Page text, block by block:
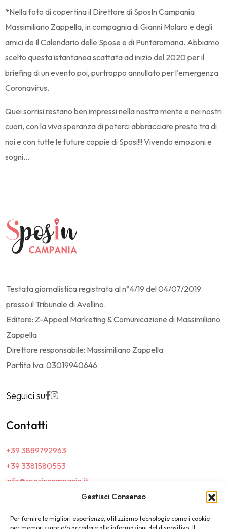
Gestisci Consenso
Per fornire le migliori esperienze, utilizziamo tecnologie come i cookie
*Nella foto di copertina il Direttore di SposIn Campania
Massimiliano Zappella, in compagnia di Gianni Molaro e degli
amici de Il Calendario delle Spose e di Puntaromana. Abbiamo
scelto questa istantanea scattata ad inizio del 2020 per il
briefing di un evento poi, purtroppo annullato per l’emergenza
Coronavirus.
Quei sorrisi restano ben impressi nella nostra mente e nei nostri
cuori, con la viva speranza di poterci abbracciare presto tra di
noi e con tutte le future coppie di Sposi!!! Vivendo emozioni e
sogni…
Testata giornalistica registrata al n°4/19 del 04/07/2019
presso il Tribunale di Avellino.
Editore: Z-Appeal Marketing & Comunicazione di Massimiliano
Zappella
Direttore responsabile: Massimiliano Zappella
Partita Iva: 03019940646
Seguici su
Contatti
+39 3889792963
+39 3381580553
info@sposincampania.it
sposincampania@pec.it
Link